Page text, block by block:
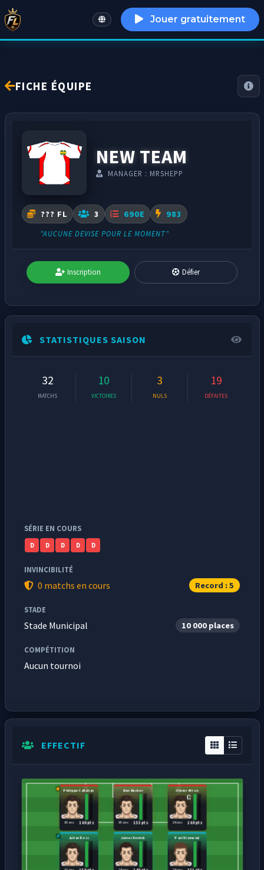
English Jouer gratuitement
FICHE ÉQUIPE
NEW TEAM
MANAGER : MRSHEPP
??? FL 3 690E 983
"AUCUNE DEVISE POUR LE MOMENT"
Inscription Défier
STATISTIQUES SAISON
32
MATCHS
10
VICTOIRES
3
NULS
19
DÉFAITES
SÉRIE EN COURS
D D D D D
INVINCIBILITÉ
0 matchs en cours Record : 5
STADE
Stade Municipal 10 000 places
COMPÉTITION
Aucun tournoi
EFFECTIF
Julian Ross James Derrick Paul Diamond
Philippe Callahan
160 pts
30 ans
Ben Becker
153 pts
30 ans
Olivier Atton
160 pts
26 ans